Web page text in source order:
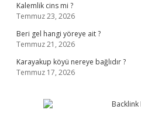
Kalemlik cins mi ?
Temmuz 23, 2026
Beri gel hangi yöreye ait ?
Temmuz 21, 2026
Karayakup köyü nereye bağlıdır ?
Temmuz 17, 2026